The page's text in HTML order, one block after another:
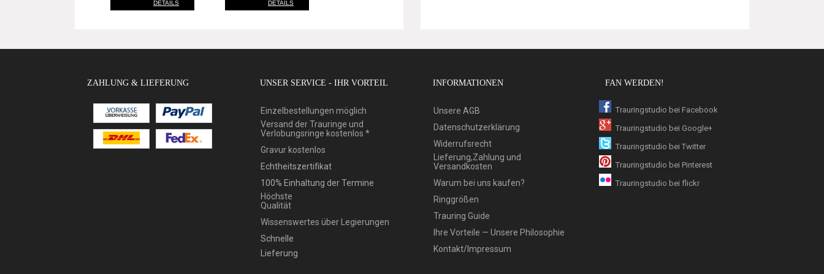
DETAILS DETAILS
ZAHLUNG & LIEFERUNG UNSER SERVICE - IHR VORTEIL
Einzelbestellungen möglich
Versand der Trauringe und
Verlobungsringe kostenlos *
Gravur kostenlos
Echtheitszertifikat
100% Einhaltung der Termine
Höchste
Qualität
Wissenswertes über Legierungen
Schnelle
Lieferung
INFORMATIONEN
Unsere AGB
Datenschutzerklärung
Widerrufsrecht
Lieferung,Zahlung und
Versandkosten
Warum bei uns kaufen?
Ringgrößen
Trauring Guide
Ihre Vorteile — Unsere Philosophie
Kontakt/Impressum
FAN WERDEN!
Trauringstudio bei Facebook
Trauringstudio bei Google+
Trauringstudio bei Twitter
Trauringstudio bei Pinterest
Trauringstudio bei flickr